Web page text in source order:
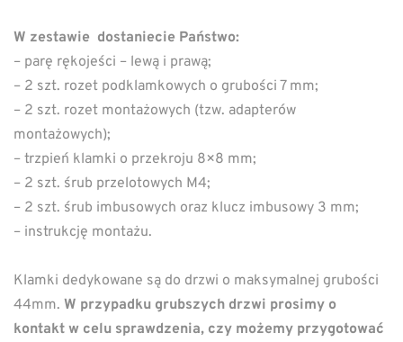
W zestawie dostaniecie Państwo:
– parę rękojeści – lewą i prawą;
– 2 szt. rozet podklamkowych o grubości 7 mm;
– 2 szt. rozet montażowych (tzw. adapterów
montażowych);
– trzpień klamki o przekroju 8×8 mm;
– 2 szt. śrub przelotowych M4;
– 2 szt. śrub imbusowych oraz klucz imbusowy 3 mm;
– instrukcję montażu.
Klamki dedykowane są do drzwi o maksymalnej grubości
44mm. W przypadku grubszych drzwi prosimy o
kontakt w celu sprawdzenia, czy możemy przygotować